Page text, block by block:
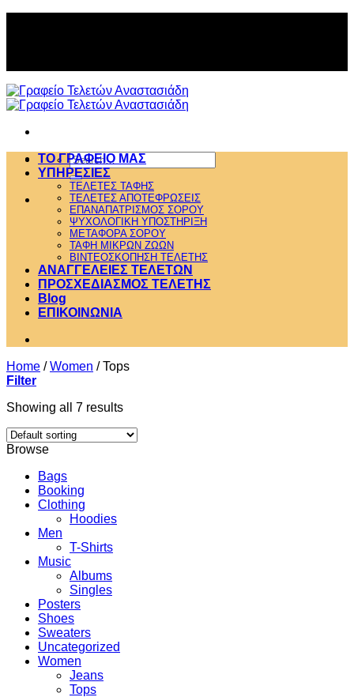
2310 610.666 ή
Search
for:
ΤΟ ΓΡΑΦΕΙΟ ΜΑΣ
ΥΠΗΡΕΣΙΕΣ
ΤΕΛΕΤΕΣ ΤΑΦΗΣ
ΤΕΛΕΤΕΣ ΑΠΟΤΕΦΡΩΣΕΙΣ
ΕΠΑΝΑΠΑΤΡΙΣΜΟΣ ΣΟΡΟΥ
ΨΥΧΟΛΟΓΙΚΗ ΥΠΟΣΤΗΡΙΞΗ
ΜΕΤΑΦΟΡΑ ΣΟΡΟΥ
ΤΑΦΗ ΜΙΚΡΩΝ ΖΩΩΝ
ΒΙΝΤΕΟΣΚΟΠΗΣΗ ΤΕΛΕΤΗΣ
ΑΝΑΓΓΕΛΕΙΕΣ ΤΕΛΕΤΩΝ
ΠΡΟΣΧΕΔΙΑΣΜΟΣ ΤΕΛΕΤΗΣ
Blog
ΕΠΙΚΟΙΝΩΝΙΑ
Home / Women /Tops
Filter
Showing all 7 results
Browse
Bags
Booking
Clothing
Hoodies
Men
T-Shirts
Music
Albums
Singles
Posters
Shoes
Sweaters
Uncategorized
Women
Jeans
Tops